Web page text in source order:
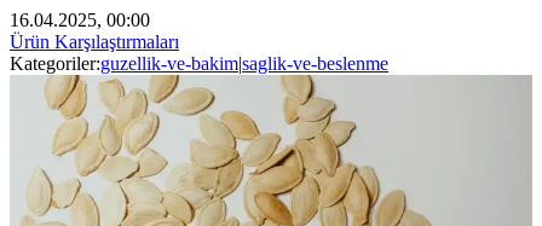
16.04.2025, 00:00
Ürün Karşılaştırmaları
Kategoriler:guzellik-ve-bakim|saglik-ve-beslenme